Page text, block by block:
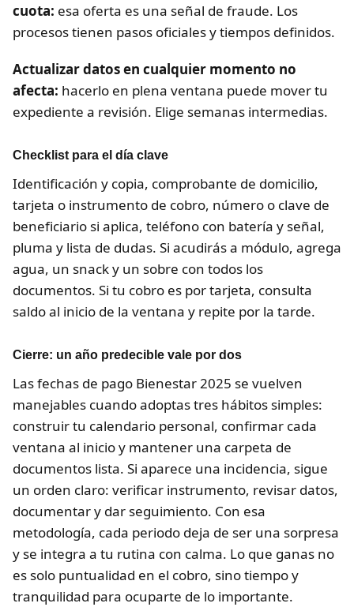
cuota: esa oferta es una señal de fraude. Los
procesos tienen pasos oficiales y tiempos definidos.
Actualizar datos en cualquier momento no
afecta: hacerlo en plena ventana puede mover tu
expediente a revisión. Elige semanas intermedias.
Checklist para el día clave
Identificación y copia, comprobante de domicilio,
tarjeta o instrumento de cobro, número o clave de
beneficiario si aplica, teléfono con batería y señal,
pluma y lista de dudas. Si acudirás a módulo, agrega
agua, un snack y un sobre con todos los
documentos. Si tu cobro es por tarjeta, consulta
saldo al inicio de la ventana y repite por la tarde.
Cierre: un año predecible vale por dos
Las fechas de pago Bienestar 2025 se vuelven
manejables cuando adoptas tres hábitos simples:
construir tu calendario personal, confirmar cada
ventana al inicio y mantener una carpeta de
documentos lista. Si aparece una incidencia, sigue
un orden claro: verificar instrumento, revisar datos,
documentar y dar seguimiento. Con esa
metodología, cada periodo deja de ser una sorpresa
y se integra a tu rutina con calma. Lo que ganas no
es solo puntualidad en el cobro, sino tiempo y
tranquilidad para ocuparte de lo importante.